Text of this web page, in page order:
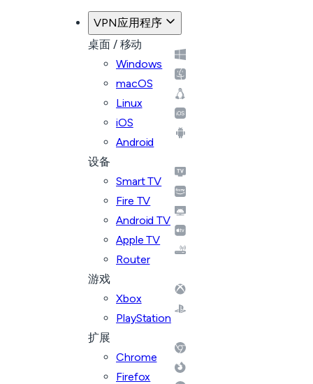
VPN应用程序
桌面 / 移动
Windows
macOS
Linux
iOS
Android
设备
Smart TV
Fire TV
Android TV
Apple TV
Router
游戏
Xbox
PlayStation
扩展
Chrome
Firefox